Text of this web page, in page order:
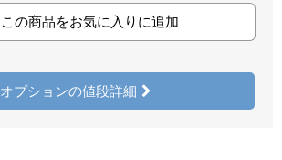
この商品をお気に入りに追加
オプションの値段詳細